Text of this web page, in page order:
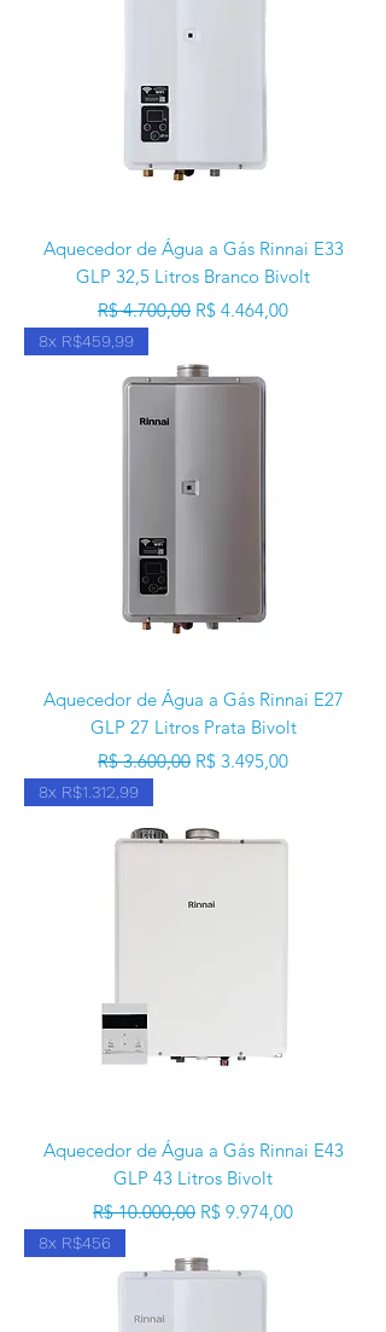
Aquecedor de Água a Gás Rinnai E33
GLP 32,5 Litros Branco Bivolt
Preço normal
R$ 4.700,00 Preço promocional
R$ 4.464,00
8x R$459,99
Aquecedor de Água a Gás Rinnai E27
GLP 27 Litros Prata Bivolt
Preço normal
R$ 3.600,00 Preço promocional
R$ 3.495,00
8x R$1.312,99
Aquecedor de Água a Gás Rinnai E43
GLP 43 Litros Bivolt
Preço normal
R$ 10.000,00 Preço promocional
R$ 9.974,00
8x R$456